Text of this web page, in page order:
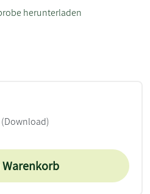
herunterladen
Warenkorb